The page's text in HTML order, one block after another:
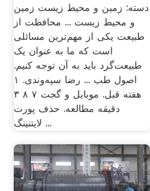
دسته: زمین و محیط زیست زمین
و محیط زیست ... محافظت از
طبیعت یکی از مهم‌ترین مسائلی
است که ما به عنوان یک
طبیعت‌گرد باید به آن توجه کنیم.
اصول طب ... رضا سپه‌وندی. ۱
هفته قبل. موبایل و گجت ۷ ۸ ۳
دقیقه مطالعه. حذف پورت
لایتنینگ ...